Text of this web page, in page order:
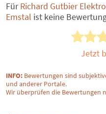
FürRichard Gutbier
Emstal ist keine
Jetzt
INFO: Bewertungen sind
und anderer Portale.
Wir überprüfen die Bewertungen